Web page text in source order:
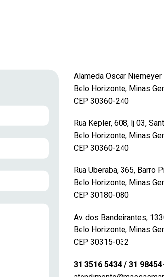
Alameda Oscar
Belo Horizonte, Minas
CEP 30360-240
Rua Kepler, 608, lj 03,
Belo Horizonte, Minas
CEP 30360-240
Rua Uberaba, 365, Barro
Belo Horizonte, Minas
CEP 30180-080
Av. dos Bandeirantes,
Belo Horizonte, Minas
CEP 30315-032
31 3516 5434 / 31